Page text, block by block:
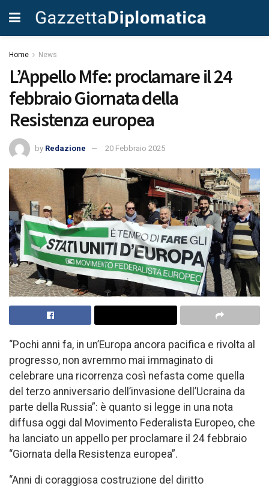
Home News
L’Appello Mfe: proclamare il 24
febbraio Giornata della
Resistenza europea
by Redazione 20 Febbraio 2025
“Pochi anni fa, in un’Europa ancora pacifica e rivolta al
progresso, non avremmo mai immaginato di
celebrare una ricorrenza così nefasta come quella
del terzo anniversario dell’invasione dell’Ucraina da
parte della Russia”: è quanto si legge in una nota
diffusa oggi dal Movimento Federalista Europeo, che
ha lanciato un appello per proclamare il 24 febbraio
“Giornata della Resistenza europea”.
“Anni di coraggiosa costruzione del diritto